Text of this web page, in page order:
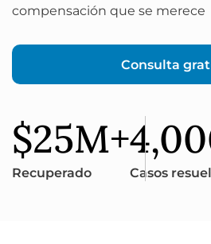
compensación que se merece
Consulta
$25M+
Recuperado Casos